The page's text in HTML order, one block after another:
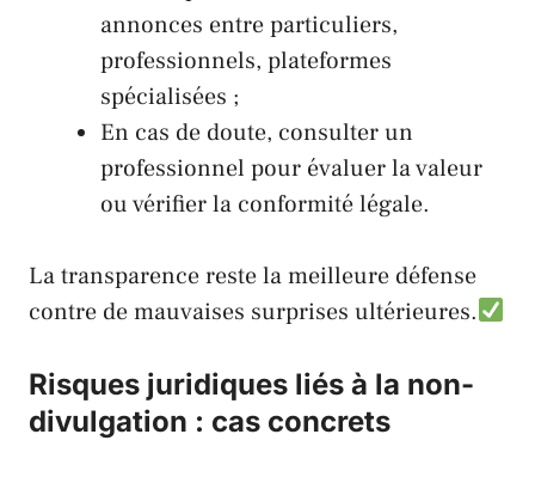
annonces entre particuliers,
professionnels, plateformes
spécialisées ;
En cas de doute, consulter un
professionnel pour évaluer la valeur
ou vérifier la conformité légale.
La transparence reste la meilleure défense
contre de mauvaises surprises ultérieures.
Risques juridiques liés à la non-
divulgation : cas concrets